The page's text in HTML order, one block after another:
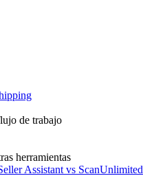
de trabajo
herramientas
Assistant vs ScanUnlimited